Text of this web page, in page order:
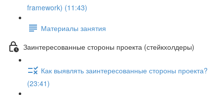
framework) (11:43)
Материалы занятия
Заинтересованные стороны проекта (стейкхолдеры)
Как выявлять заинтересованные стороны проекта?
(23:41)